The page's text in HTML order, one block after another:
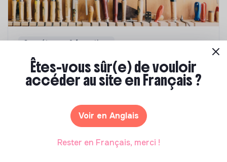
Compétences & formations
Comment se former à la transition écologique
Êtes-vous sûr(e) de vouloir
accéder au site en Français ?
Voir en Anglais
Rester en Français, merci !